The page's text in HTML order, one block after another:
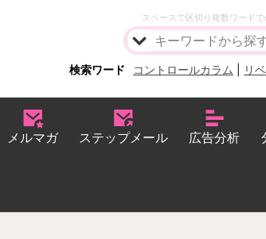
スペースで区切り複数ワード
検索ワード コントロールカラム リ
メルマガ ステップメール 広告分析